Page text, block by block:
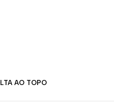
AO TOPO